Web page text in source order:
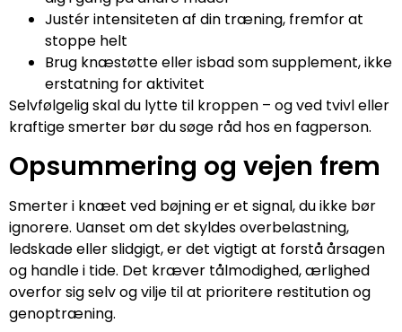
Justér intensiteten af din træning, fremfor at
stoppe helt
Brug knæstøtte eller isbad som supplement, ikke
erstatning for aktivitet
Selvfølgelig skal du lytte til kroppen – og ved tvivl eller
kraftige smerter bør du søge råd hos en fagperson.
Opsummering og vejen frem
Smerter i knæet ved bøjning er et signal, du ikke bør
ignorere. Uanset om det skyldes overbelastning,
ledskade eller slidgigt, er det vigtigt at forstå årsagen
og handle i tide. Det kræver tålmodighed, ærlighed
overfor sig selv og vilje til at prioritere restitution og
genoptræning.